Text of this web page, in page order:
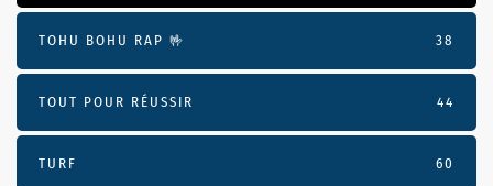
TOHU BOHU RAP 🤟 38
TOUT POUR RÉUSSIR 44
TURF 60